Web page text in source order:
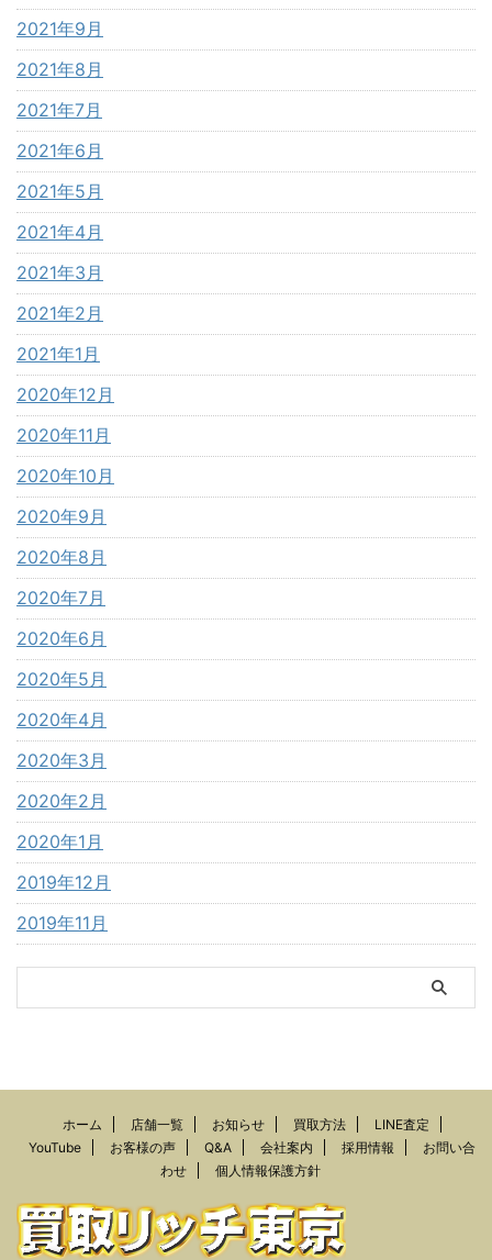
2021年9月
2021年8月
2021年7月
2021年6月
2021年5月
2021年4月
2021年3月
2021年2月
2021年1月
2020年12月
2020年11月
2020年10月
2020年9月
2020年8月
2020年7月
2020年6月
2020年5月
2020年4月
2020年3月
2020年2月
2020年1月
2019年12月
2019年11月
ホーム 店舗一覧 お知らせ 買取方法
LINE査定
YouTube
お客様の声 Q&A 会社案内 採用情報
お問い合
わせ
個人情報保護方針